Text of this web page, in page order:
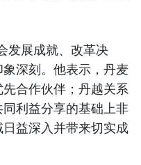
发展成就、改革决
深刻。他表示，丹麦
合作伙伴；丹越关系
利益分享的基础上非
益深入并带来切实成